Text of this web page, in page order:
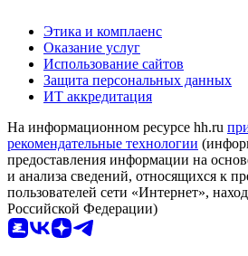
Этика и комплаенс
Оказание услуг
Использование сайтов
Защита персональных данных
ИТ аккредитация
На информационном ресурсе hh.ru
рекомендательные технологии
предоставления информации на
и анализа сведений, относящихся к
пользователей сети «Интернет»,
Российской Федерации)